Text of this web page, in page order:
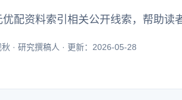
配资料索引相关公开线索，帮助读
· 研究撰稿人 · 更新：2026-05-28